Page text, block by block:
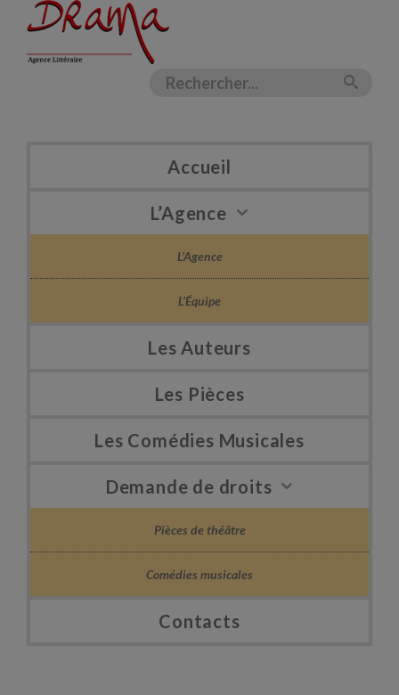
Accueil
L’Agence
L’Agence
L’Équipe
Les Auteurs
Les Pièces
Les Comédies Musicales
Demande de droits
Pièces de théâtre
Comédies musicales
Contacts